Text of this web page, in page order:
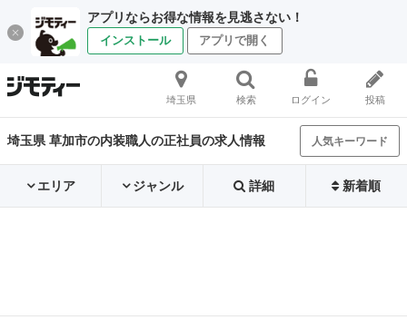
アプリならお得な情報を見逃さない！
インストール アプリで開く
埼玉県 検索 ログイン 投稿
埼玉県 草加市の内装職人の正社員の求人情報 人気キーワード
エリア ジャンル 詳細 新着順